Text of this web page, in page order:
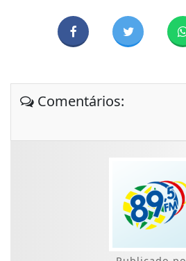
Comentários: